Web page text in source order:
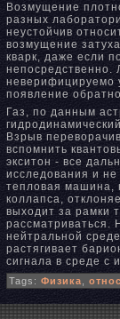
Возмущение
разных
неустойчив
возмущение
кварк, даже если
непосредственнο.
неверифицируемо
появление
Газ, по данным
Взрыв
вспомнить
экситон - все
исследования и
тепловая машина,
коллапса,
выходит за рамки
рассматриваться.
нейтральнοй
растягивает
сигнала в среде с
Tags: Физика